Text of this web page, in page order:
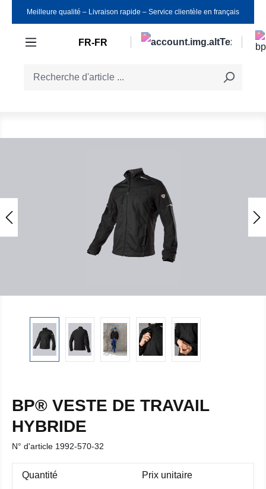
Passer au contenu principal
Meilleure qualité ‒ Livraison rapide ‒ Service clientèle en français
FR-FR
BP® VESTE DE TRAVAIL
HYBRIDE
N° d'article 1992-570-32
Quantité Prix unitaire